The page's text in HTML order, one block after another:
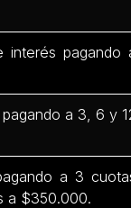
interés pagando
a 3, 6 y
a 3
a $350.000.